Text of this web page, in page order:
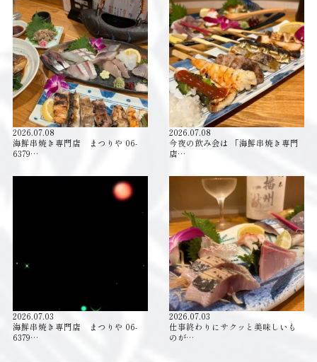
2026.07.08
海鮮串焼き専門店 まつりや 06-
6379…
2026.07.08
今夜の飲み会は 「海鮮串焼き専門
店…
2026.07.03
海鮮串焼き専門店 まつりや 06-
6379…
2026.07.03
仕事終わりにサクッと美味しいも
のが…